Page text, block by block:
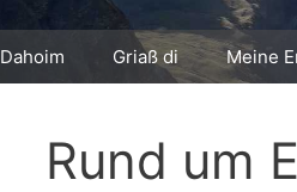
Dahoim Griaß di Meine
Rund um